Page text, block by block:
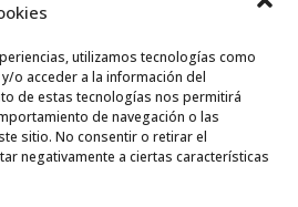
utilizamos tecnologías como
o acceder a la información del
de estas tecnologías nos permitirá
de navegación o las
sitio. No consentir o retirar el
negativamente a ciertas características
compromiso o llámanos y haz tu